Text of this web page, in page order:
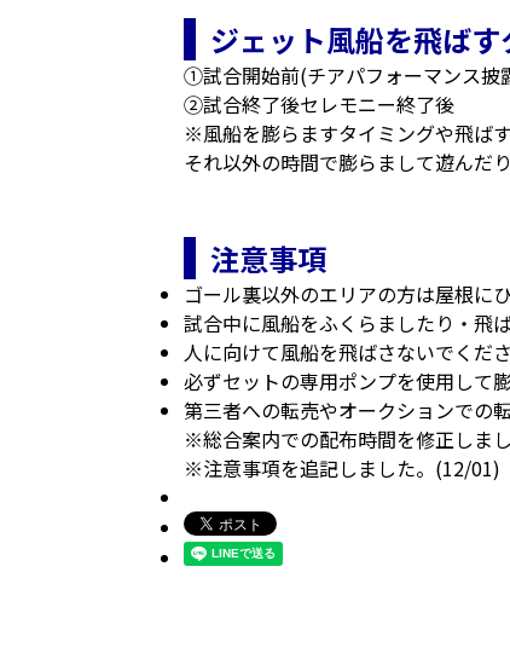
ジェット風船を飛ば
①試合開始前(チアパフォーマンス
②試合終了後セレモニー終了後
※風船を膨らますタイミングや飛ば
それ以外の時間で膨らまして遊んだ
注意事項
ゴール裏以外のエリアの方は屋根に
試合中に風船をふくらましたり・飛
人に向けて風船を飛ばさないでくださ
必ずセットの専用ポンプを使用して
第三者への転売やオークションでの
※総合案内での配布時間を修正しま
※注意事項を追記しました。(12/01)